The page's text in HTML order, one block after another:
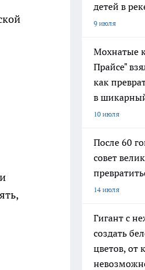
детей в
9 июля
Мохнатые
Прайсе"
как
в
10 июля
После 60
совет
14 июля
Гигант с
создать
цветов, от